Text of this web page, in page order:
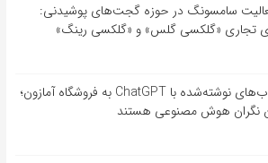
سامسونگ در حوزه گجت‌های پوشیدنی:
تجاری «گلکسی گلس» و «گلکسی رینگ»
هجوم کتاب‌های نوشته‌شده با ChatGPT به فروشگاه آمازون؛
نگران هوش مصنوعی هستند